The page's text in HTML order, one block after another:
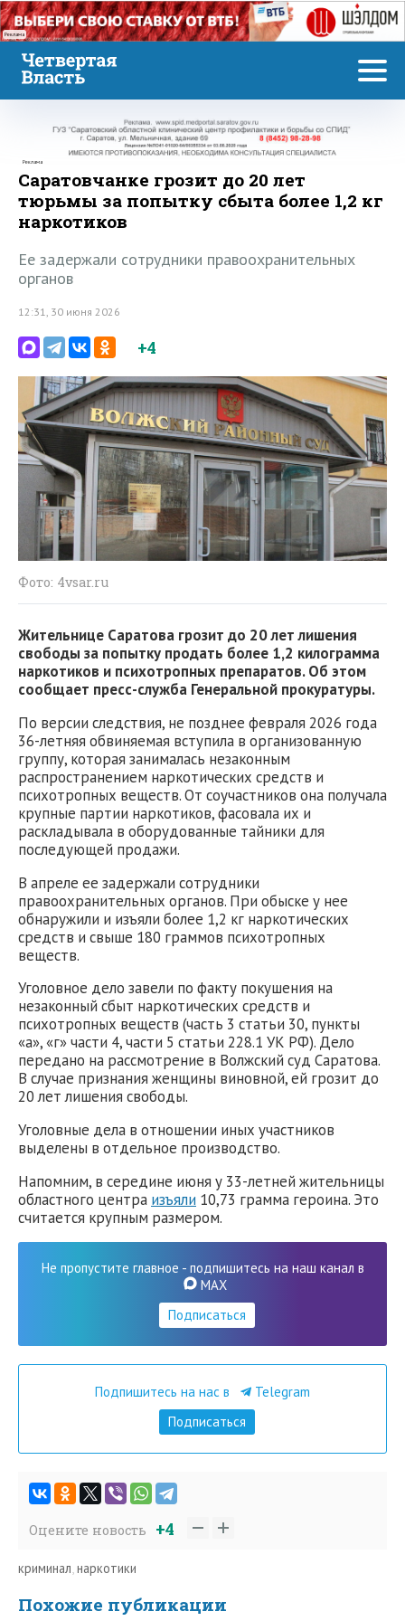
Реклама
Реклама
Саратовчанке грозит до 20 лет
тюрьмы за попытку сбыта более 1,2 кг
наркотиков
Ее задержали сотрудники правоохранительных
органов
12:31, 30 июня 2026
+4
Фото: 4vsar.ru
Жительнице Саратова грозит до 20 лет лишения
свободы за попытку продать более 1,2 килограмма
наркотиков и психотропных препаратов. Об этом
сообщает пресс-служба Генеральной прокуратуры.
По версии следствия, не позднее февраля 2026 года
36-летняя обвиняемая вступила в организованную
группу, которая занималась незаконным
распространением наркотических средств и
психотропных веществ. От соучастников она получала
крупные партии наркотиков, фасовала их и
раскладывала в оборудованные тайники для
последующей продажи.
В апреле ее задержали сотрудники
правоохранительных органов. При обыске у нее
обнаружили и изъяли более 1,2 кг наркотических
средств и свыше 180 граммов психотропных
веществ.
Уголовное дело завели по факту покушения на
незаконный сбыт наркотических средств и
психотропных веществ (часть 3 статьи 30, пункты
«а», «г» части 4, части 5 статьи 228.1 УК РФ). Дело
передано на рассмотрение в Волжский суд Саратова.
В случае признания женщины виновной, ей грозит до
20 лет лишения свободы.
Уголовные дела в отношении иных участников
выделены в отдельное производство.
Напомним, в середине июня у 33-летней жительницы
областного центра изъяли 10,73 грамма героина. Это
считается крупным размером.
Не пропустите главное - подпишитесь на наш канал в
MAX
Подписаться
Подпишитесь на нас в
Telegram
Подписаться
Оцените новость +4
криминал,наркотики
Похожие публикации